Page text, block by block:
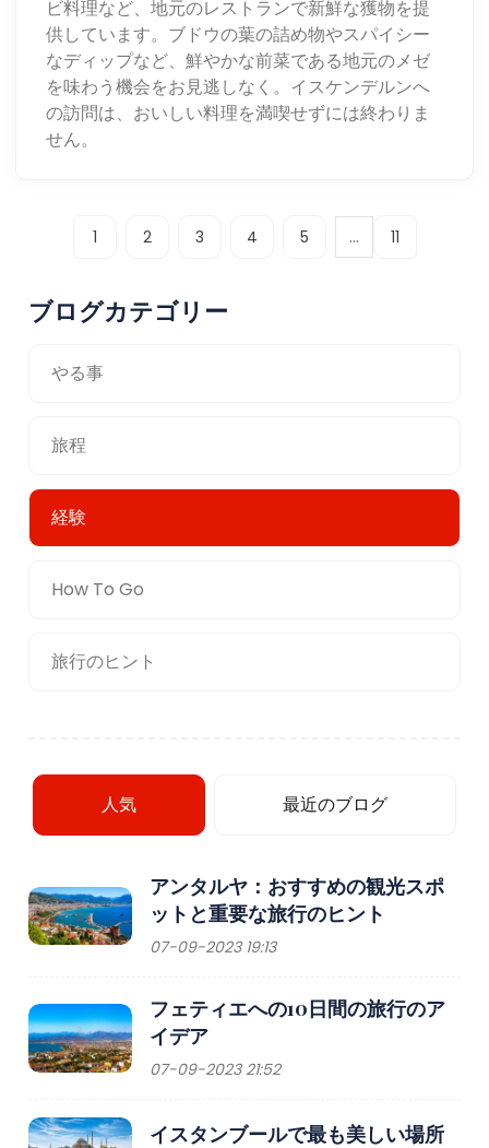
ビ料理など、地元のレストランで新鮮な獲物を提
供しています。ブドウの葉の詰め物やスパイシー
なディップなど、鮮やかな前菜である地元のメゼ
を味わう機会をお見逃しなく。イスケンデルンへ
の訪問は、おいしい料理を満喫せずには終わりま
せん。
1 2 3 4 5 ... 11
ブログカテゴリー
やる事
旅程
経験
How To Go
旅行のヒント
人気 最近のブログ
アンタルヤ：おすすめの観光スポ
ットと重要な旅行のヒント
07-09-2023 19:13
フェティエへの10日間の旅行のア
イデア
07-09-2023 21:52
イスタンブールで最も美しい場所